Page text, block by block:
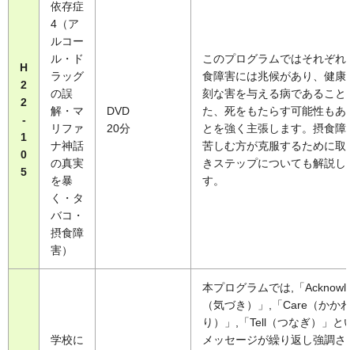
H
2
2
-
1
0
5
依存症
4（ア
ルコー
ル・ド
ラッグ
の誤
解・マ
リファ
ナ神話
の真実
を暴
く・タ
バコ・
摂食障
害）
DVD
20分
このプログラムではそれぞれ
食障害には兆候があり、健康
刻な害を与える病であること
た、死をもたらす可能性もあ
とを強く主張します。摂食障
苦しむ方が克服するために取
きステップについても解説し
す。
学校に
本プログラムでは,「
（気づき）」,「Care（かかわ
り）」,「Tell（つなぎ）」と
メッセージが繰り返し強調さ